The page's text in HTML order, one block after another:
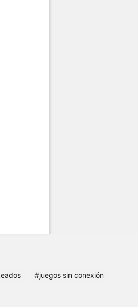
#juegos sin conexión